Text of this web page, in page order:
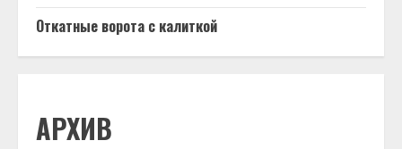
Откатные ворота с калиткой
АРХИВ